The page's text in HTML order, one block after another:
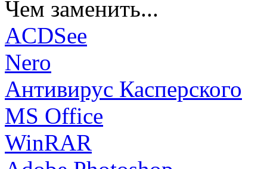
Чем заменить...
ACDSee
Nero
Антивирус Касперского
MS Office
WinRAR